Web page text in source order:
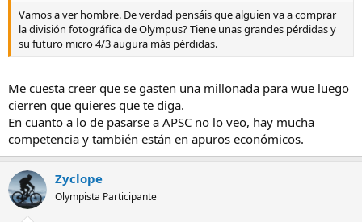
Vamos a ver hombre. De verdad pensáis que alguien va a comprar
la división fotográfica de Olympus? Tiene unas grandes pérdidas y
su futuro micro 4/3 augura más pérdidas.
Me cuesta creer que se gasten una millonada para wue luego
cierren que quieres que te diga.
En cuanto a lo de pasarse a APSC no lo veo, hay mucha
competencia y también están en apuros económicos.
Zyclope
Olympista Participante